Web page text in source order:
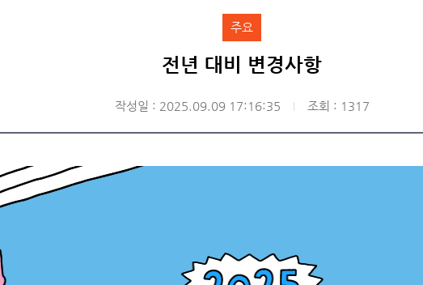
주요
전년 대비 변경사항
작성일 : 2025.09.09 17:16:35 조회 : 1317